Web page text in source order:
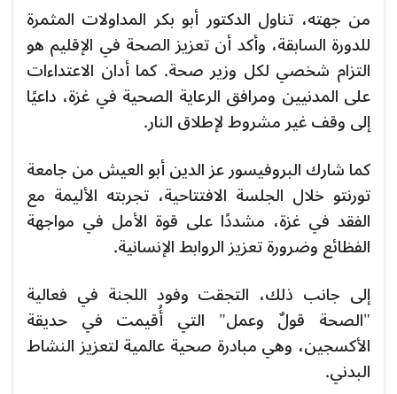
من جهته، تناول الدكتور أبو بكر المداولات المثمرة
للدورة السابقة، وأكد أن تعزيز الصحة في الإقليم هو
التزام شخصي لكل وزير صحة. كما أدان الاعتداءات
على المدنيين ومرافق الرعاية الصحية في غزة، داعيًا
إلى وقف غير مشروط لإطلاق النار.
كما شارك البروفيسور عز الدين أبو العيش من جامعة
تورنتو خلال الجلسة الافتتاحية، تجربته الأليمة مع
الفقد في غزة، مشددًا على قوة الأمل في مواجهة
الفظائع وضرورة تعزيز الروابط الإنسانية.
إلى جانب ذلك، التجقت وفود اللجنة في فعالية
"الصحة قولٌ وعمل" التي أُقيمت في حديقة
الأكسجين، وهي مبادرة صحية عالمية لتعزيز النشاط
البدني.